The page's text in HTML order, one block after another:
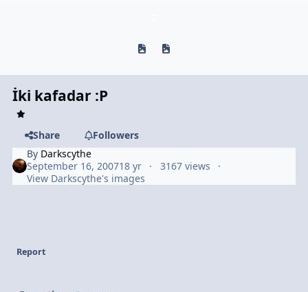
Previous carousel slide
Next carousel slide
İki kafadar :P
Share
Followers
By Darkscythe
September 16, 200718 yr
3167 views
View Darkscythe's images
Report